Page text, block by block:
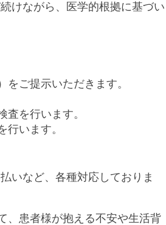
けながら、医学的根拠に基づい
ご提示いただきます。
を行います。
います。
いなど、各種対応しておりま
、患者様が抱える不安や生活背